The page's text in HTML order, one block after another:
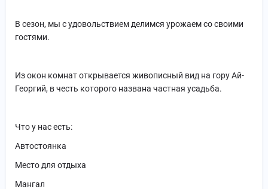
В сезон, мы с удовольствием делимся урожаем со своими
гостями.
Из окон комнат открывается живописный вид на гору Ай-
Георгий, в честь которого названа частная усадьба.
Что у нас есть:
Автостоянка
Место для отдыха
Мангал